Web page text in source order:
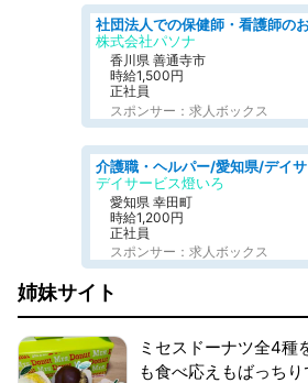
株式会社パソナ
香川県 善通寺市
時給1,500円
正社員
スポンサー：求人ボックス
デイサービス燈いろ
愛知県 幸田町
時給1,200円
正社員
スポンサー：求人ボックス
姉妹サイト
ミセスドーナツ全4種
も食べ応えもばっちり